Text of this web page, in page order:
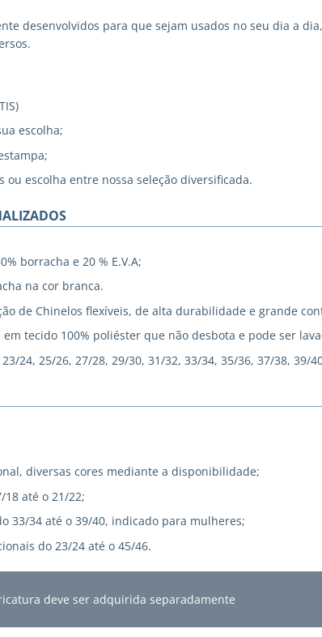
desenvolvidos para que sejam usados no seu dia a
escolha;
escolha entre nossa seleção diversificada.
borracha e 20 % E.V.A;
na cor branca.
de Chinelos flexíveis, de alta durabilidade e grande
tecido 100% poliéster que não desbota e pode ser
24, 25/26, 27/28, 29/30, 31/32, 33/34, 35/36, 37/38, 39/
diversas cores mediante a disponibilidade;
até o 21/22;
33/34 até o 39/40, indicado para mulheres;
do 23/24 até o 45/46.
deve ser adquirida separadamente